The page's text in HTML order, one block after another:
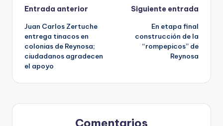
Navegación
de
entradas
Entrada anterior
Juan Carlos Zertuche
entrega tinacos en
colonias de Reynosa;
ciudadanos agradecen
el apoyo
Siguiente entrada
En etapa final
construcción de la
“rompepicos” de
Reynosa
Comentarios